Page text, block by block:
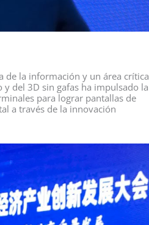
de la información y un área crítica
del 3D sin gafas ha impulsado la
para lograr pantallas de
a través de la innovación